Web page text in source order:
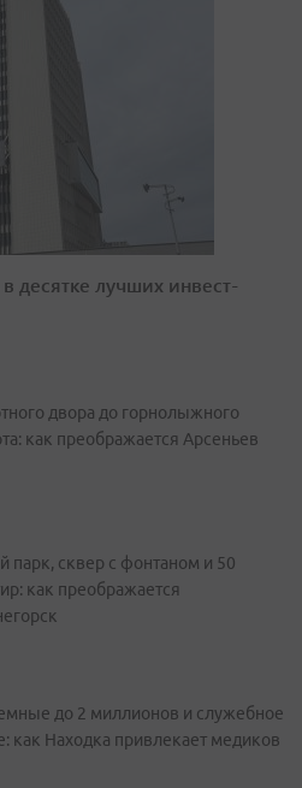
десятке лучших инвест-
двора до горнолыжного
как преображается Арсеньев
парк, сквер с фонтаном и 50
как преображается
до 2 миллионов и служебное
как Находка привлекает медиков